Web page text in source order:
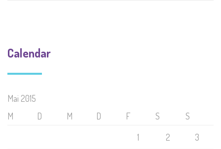
Calendar
Mai 2015
M
D M D F S
S
1
2 3